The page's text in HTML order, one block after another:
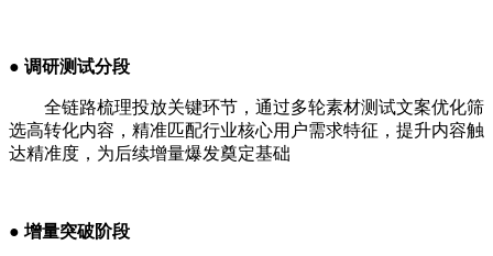
● 调研测试分段
全链路梳理投放关键环节，通过多轮素材测试文案优化筛
选高转化内容，精准匹配行业核心用户需求特征，提升内容触
达精准度，为后续增量爆发奠定基础
● 增量突破阶段